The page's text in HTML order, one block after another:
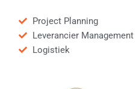
Project Planning
Leverancier Management
Logistiek